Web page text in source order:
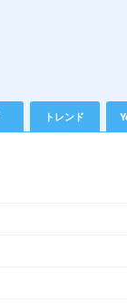
トレンド